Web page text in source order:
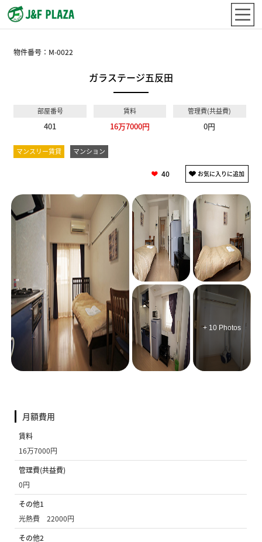
物件番号： M-0022
ガラステージ五反田
部屋番号
401
賃料
16万7000円
管理費(共益費)
0円
マンスリー賃貸 マンション
40
+ 10 Photos
月額費用
賃料
16万7000円
管理費(共益費)
0円
その他1
光熱費 22000円
その他2